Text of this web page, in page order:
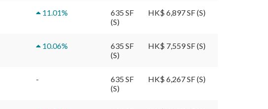
11.01%
635 SF
(S)
HK$ 6,897 SF (S)
10.06%
635 SF
(S)
HK$ 7,559 SF (S)
-
635 SF
(S)
HK$ 6,267 SF (S)